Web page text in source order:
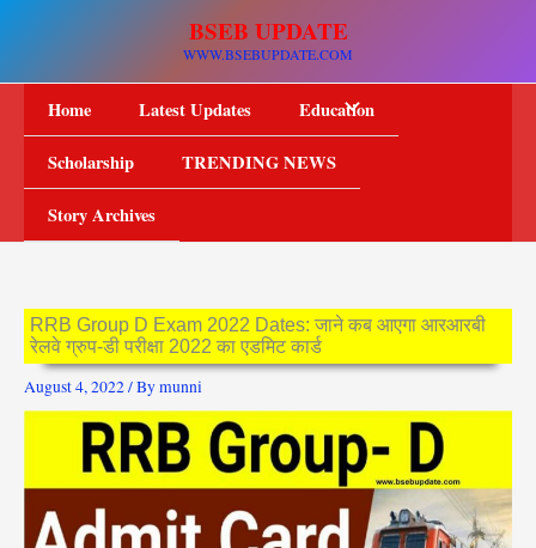
BSEB UPDATE
WWW.BSEBUPDATE.COM
Home Latest Updates Education
Scholarship TRENDING NEWS
Story Archives
RRB Group D Exam 2022 Dates: जाने कब आएगा आरआरबी
रेलवे ग्रुप-डी परीक्षा 2022 का एडमिट कार्ड
August 4, 2022/ Bymunni